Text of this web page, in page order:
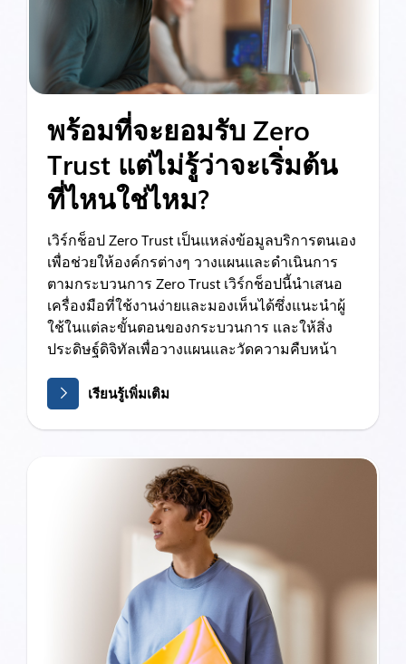
พร้อมที่จะยอมรับ Zero
Trust แต่ไม่รู้ว่าจะเริ่มต้น
ที่ไหนใช่ไหม?
เวิร์กช็อป Zero Trust เป็นแหล่งข้อมูลบริการตนเอง
เพื่อช่วยให้องค์กรต่างๆ วางแผนและดำเนินการ
ตามกระบวนการ Zero Trust เวิร์กช็อปนี้นำเสนอ
เครื่องมือที่ใช้งานง่ายและมองเห็นได้ซึ่งแนะนำผู้
ใช้ในแต่ละขั้นตอนของกระบวนการ และให้สิ่ง
ประดิษฐ์ดิจิทัลเพื่อวางแผนและวัดความคืบหน้า
เรียนรู้เพิ่มเติม